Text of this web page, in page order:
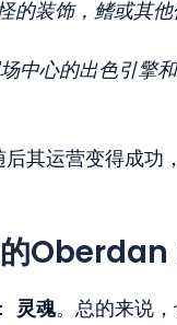
的装饰，鳍或其他
中心的出色引擎
其运营变得成功
Oberdan
灵魂。总的来说